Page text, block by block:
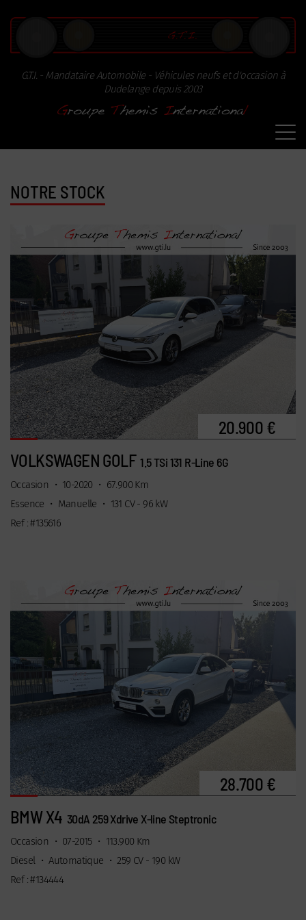
G.T.I. - Mandataire Automobile - Véhicules neufs et d'occasion à
Dudelange depuis 2003
NOTRE STOCK
20.900 €
VOLKSWAGEN GOLF 1.5 TSi 131 R-Line 6G
Occasion • 10-2020 • 67.900 Km
Essence • Manuelle • 131 CV - 96 kW
Ref : #135616
28.700 €
BMW X4 30dA 259 Xdrive X-line Steptronic
Occasion • 07-2015 • 113.900 Km
Diesel • Automatique • 259 CV - 190 kW
Ref : #134444